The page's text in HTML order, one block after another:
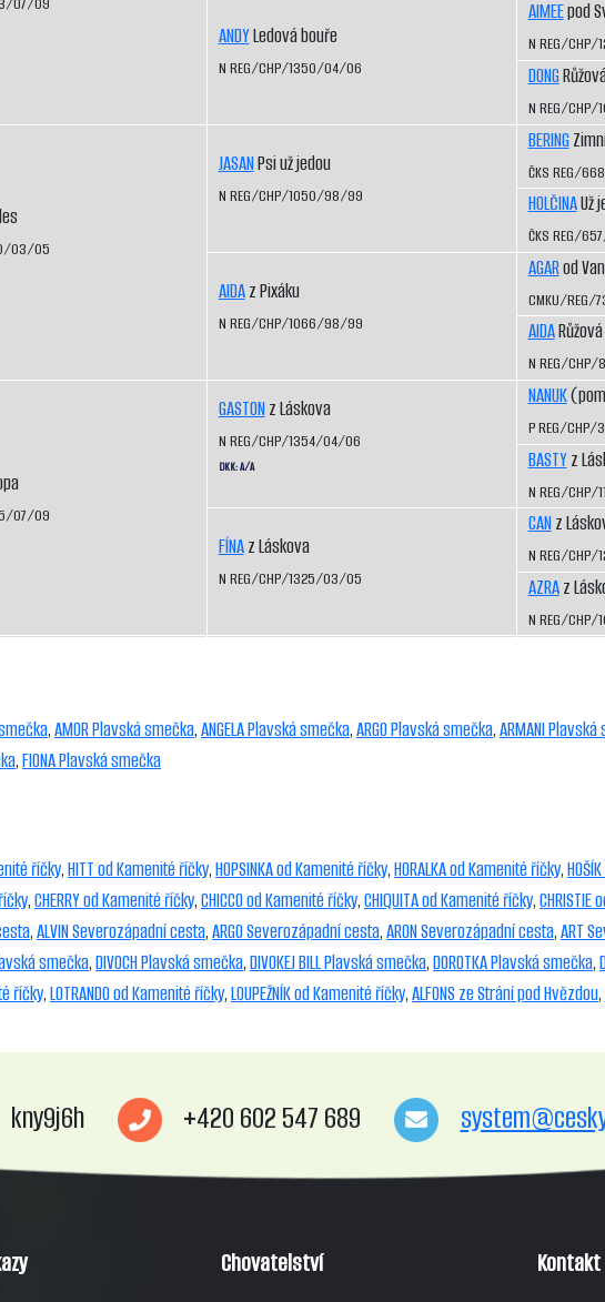
03/05
07/09
ANDYLedová bouře
N REG/CHP/1350/04/06
JASANPsi už jedou
N REG/CHP/1050/98/99
AIDAz Pixáku
N REG/CHP/1066/98/99
GASTONz Láskova
N REG/CHP/1354/04/06
DKK: A/A
FÍNAz Láskova
N REG/CHP/1325/03/05
AIMEEpod
N REG/
DONG
N REG/
BERING
ČKS REG/
HOLČINAUž
ČKS REG/
AGARod
CMKU/
AIDA
N REG/
NANUK
P REG/
BASTYz
N REG/CHP/
CANz
N REG/
AZRAz
N REG/
,AMOR Plavská smečka,ANGELA Plavská smečka,ARGO Plavská smečka,ARMANI
,FIONA Plavská smečka
říčky,HITT od Kamenité říčky,HOPSINKA od Kamenité říčky,HORALKA od Kamenité říčky,
,CHERRY od Kamenité říčky,CHICCO od Kamenité říčky,CHIQUITA od Kamenité říčky,
,ALVIN Severozápadní cesta,ARGO Severozápadní cesta,ARON Severozápadní cesta,ART
smečka,DIVOCH Plavská smečka,DIVOKEJ BILL Plavská smečka,DOROTKA Plavská smečka,
říčky,LOTRANDO od Kamenité říčky,LOUPEŽNÍK od Kamenité říčky,ALFONS ze Strání pod Hvězdou,
kny9j6h +420 602 547 689
Chovatelství Kontakt